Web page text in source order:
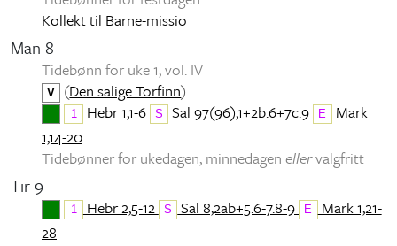
Kollekt til Barne-missio
Man 8
Tidebønn for uke 1, vol. IV
V (Den salige Torfinn)
1 Hebr 1,1-6 S Sal 97(96),1+2b.6+7c.9 E Mark
1,14-20
Tidebønner for ukedagen, minnedagen ellervalgfritt
Tir 9
1 Hebr 2,5-12 S Sal 8,2ab+5.6-7.8-9 E Mark 1,21-
28